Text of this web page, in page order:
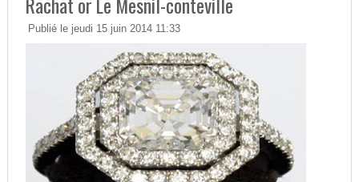
Publié le jeudi 15 juin 2014 11:33